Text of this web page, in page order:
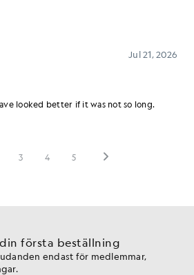
din första beställning
endast för medlemmar,